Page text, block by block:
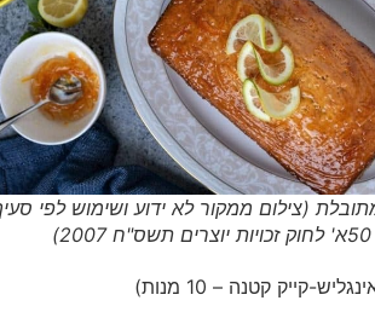
(צילום ממקור לא ידוע ושימוש לפי סעיף
קייק קטנה – 10 מנות)